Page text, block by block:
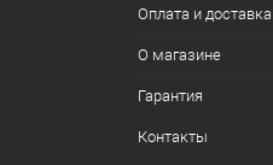
Оплата и доставка
О магазине
Гарантия
Контакты